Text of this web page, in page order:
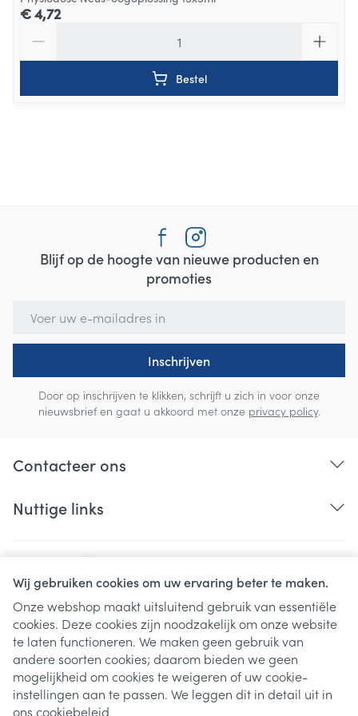
Wij gebruiken cookies om uw ervaring beter te maken.
Onze webshop maakt uitsluitend gebruik van essentiële
cookies. Deze cookies zijn noodzakelijk om onze website
te laten functioneren. We maken geen gebruik van
andere soorten cookies; daarom bieden we geen
mogelijkheid om cookies te weigeren of uw cookie-
instellingen aan te passen. We leggen dit in detail uit in
ons cookiebeleid
€ 4,72
Bestel
Blijf op de hoogte van nieuwe producten en
promoties
Inschrijven
Door op inschrijven te klikken, schrijft u zich in voor onze
nieuwsbrief en gaat u akkoord met onze privacy policy.
Contacteer ons
Nuttige links
Juridische links